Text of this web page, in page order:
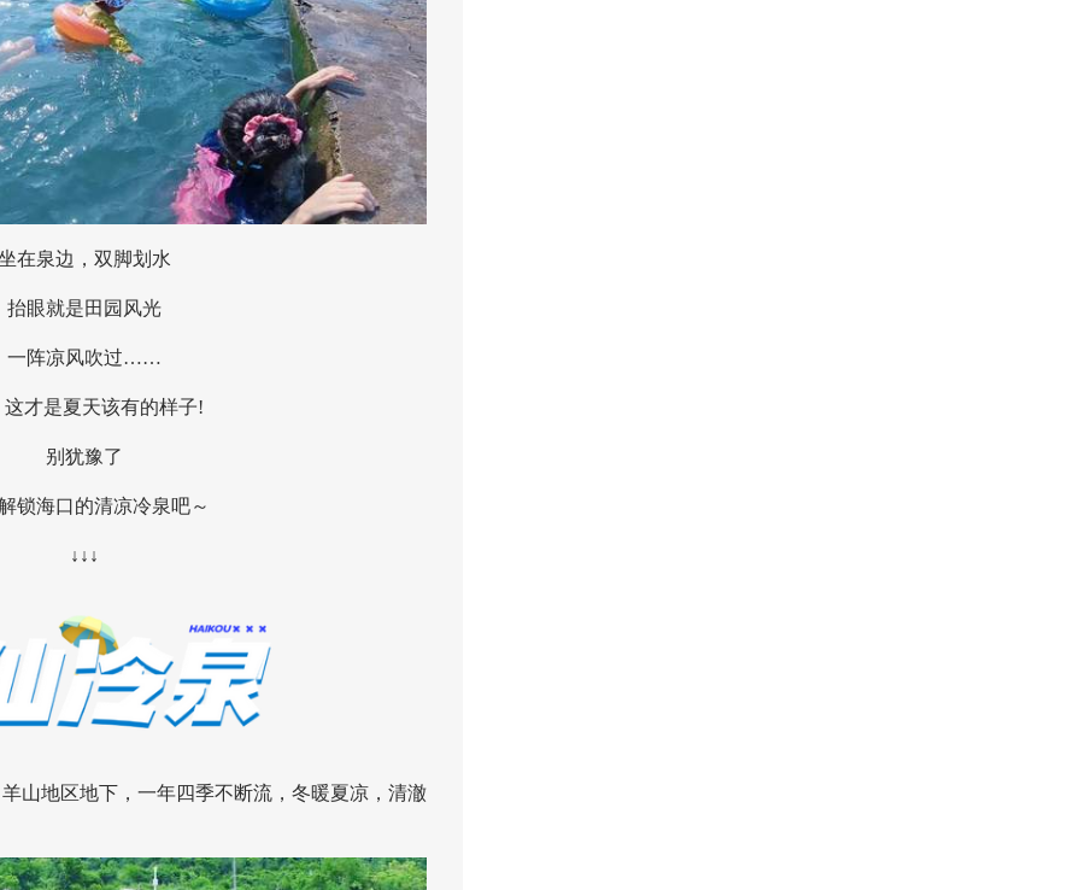
泉边，双脚划水
就是田园风光
凉风吹过……
是夏天该有的样子!
别犹豫了
海口的清凉冷泉吧～
↓↓↓
地区地下，一年四季不断流，冬暖夏凉，清澈